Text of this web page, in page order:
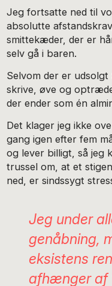
Jeg fortsatte ned til
absolutte
smittekæder, der er
selv gå i baren.
Selvom der er
skrive, øve og
der ender som én
Det klager jeg ikke
gang igen efter fem
og lever billigt, så jeg
trussel om, at et
ned, er sindssygt
Jeg under
genåbning,
eksistens
afhænger af